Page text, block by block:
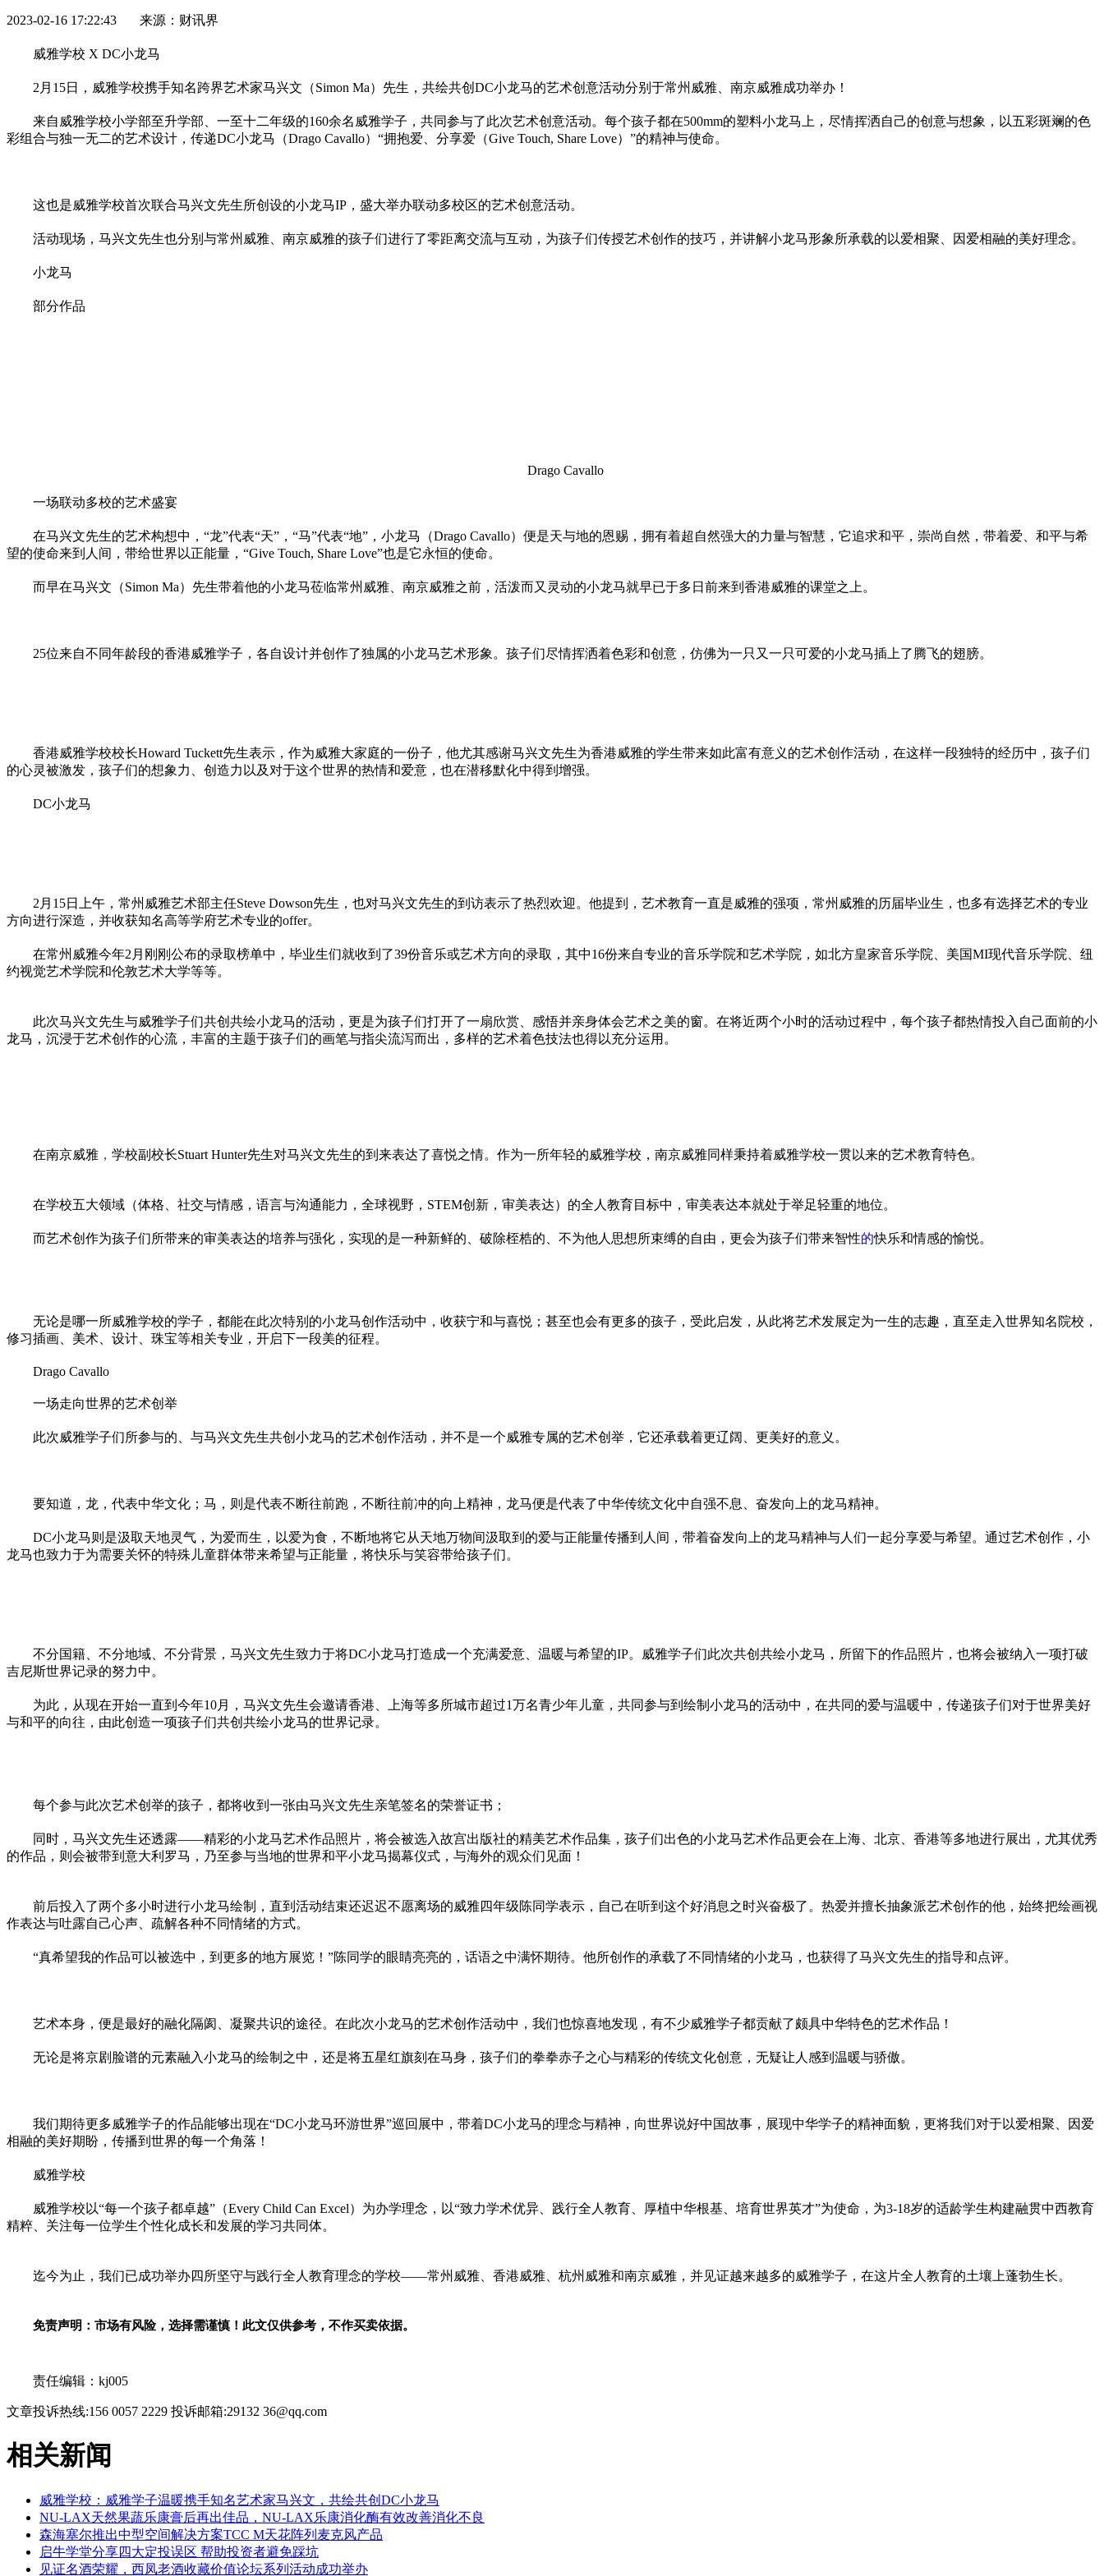
2023-02-16 17:22:43 来源：财讯界
威雅学校 X DC小龙马
2月15日，威雅学校携手知名跨界艺术家马兴文（Simon Ma）先生，共绘共创DC小龙马的艺术创意活动分别于常州威雅、南京威雅成功举办！
来自威雅学校小学部至升学部、一至十二年级的160余名威雅学子，共同参与了此次艺术创意活动。每个孩子都在500mm的塑料小龙马上，尽情挥洒自己的创意与想象，以五彩斑斓的色
彩组合与独一无二的艺术设计，传递DC小龙马（Drago Cavallo）“拥抱爱、分享爱（Give Touch, Share Love）”的精神与使命。
这也是威雅学校首次联合马兴文先生所创设的小龙马IP，盛大举办联动多校区的艺术创意活动。
活动现场，马兴文先生也分别与常州威雅、南京威雅的孩子们进行了零距离交流与互动，为孩子们传授艺术创作的技巧，并讲解小龙马形象所承载的以爱相聚、因爱相融的美好理念。
小龙马
部分作品
Drago Cavallo
一场联动多校的艺术盛宴
在马兴文先生的艺术构想中，“龙”代表“天”，“马”代表“地”，小龙马（Drago Cavallo）便是天与地的恩赐，拥有着超自然强大的力量与智慧，它追求和平 ，崇尚自然，带着爱、和平与希
望的使命来到人间，带给世界以正能量，“Give Touch, Share Love”也是它永恒的使命。
而早在马兴文（Simon Ma）先生带着他的小龙马莅临常州威雅、南京威雅之前，活泼而又灵动的小龙马就早已于多日前来到香港威雅的课堂之上。
25位来自不同年龄段的香港威雅学子，各自设计并创作了独属的小龙马艺术形象。孩子们尽情挥洒着色彩和创意，仿佛为一只又一只可爱的小龙马插上了腾飞的翅膀。
香港威雅学校校长Howard Tuckett先生表示，作为威雅大家庭的一份子，他尤其感谢马兴文先生为香港威雅的学生带来如此富有意义的艺术创作活动，在这样一段独特的经历中，孩子们
的心灵被激发，孩子们的想象力、创造力以及对于这个世界的热情和爱意，也在潜移默化中得到增强。
DC小龙马
2月15日上午，常州威雅艺术部主任Steve Dowson先生，也对马兴文先生的到访表示了热烈欢迎。他提到，艺术教育一直是威雅的强项，常州威雅的历届毕业生，也多有选择艺术的专业
方向进行深造，并收获知名高等学府艺术专业的offer。
在常州威雅今年2月刚刚公布的录取榜单中，毕业生们就收到了39份音乐或艺术方向的录取，其中16份来自专业的音乐学院和艺术学院，如北方皇家音乐学院、美国MI现代音乐学院、纽
约视觉艺术学院和伦敦艺术大学等等。
此次马兴文先生与威雅学子们共创共绘小龙马的活动，更是为孩子们打开了一扇欣赏、感悟并亲身体会艺术之美的窗。在将近两个小时的活动过程中，每个孩子都热情投入自己面前的小
龙马，沉浸于艺术创作的心流，丰富的主题于孩子们的画笔与指尖流泻而出，多样的艺术着色技法也得以充分运用。
在南京威雅 ， 学校副校长Stuart Hunter先生对马兴文先生的到来表达了喜悦之情。作为一所年轻的威雅学校，南京威雅同样秉持着威雅学校一贯以来的艺术教育特色。
在学校五大领域（体格、社交与情感，语言与沟通能力，全球视野，STEM创新，审美表达）的全人教育目标中，审美表达本就处于举足轻重的地位。
而艺术创作为孩子们所带来的审美表达的培养与强化，实现的是一种新鲜的、破除桎梏的、不为他人思想所束缚的自由，更会为孩子们带来智性的快乐和情感的愉悦。
无论是哪一所威雅学校的学子，都能在此次特别的小龙马创作活动中，收获宁和与喜悦；甚至也会有更多的孩子，受此启发，从此将艺术发展定为一生的志趣，直至走入世界知名院校，
修习插画、美术、设计、珠宝等相关专业，开启下一段美的征程。
Drago Cavallo
一场走向世界的艺术创举
此次威雅学子们所参与的、与马兴文先生共创小龙马的艺术创作活动，并不是一个威雅专属的艺术创举，它还承载着更辽阔、更美好的意义。
要知道，龙，代表中华文化；马，则是代表不断往前跑，不断往前冲的向上精神 ，龙马便是代表了中华传统文化中自强不息、奋发向上的龙马精神。
DC小龙马则是汲取天地灵气，为爱而生，以爱为食，不断地将它从天地万物间汲取到的爱与正能量传播到人间，带着奋发向上的龙马精神与人们一起分享爱与希望。通过艺术创作，小
龙马也致力于为需要关怀的特殊儿童群体带来希望与正能量，将快乐与笑容带给孩子们。
不分国籍、不分地域、不分背景，马兴文先生致力于将DC小龙马打造成一个充满爱意、温暖与希望的IP。威雅学子们此次共创共绘小龙马，所留下的作品照片，也将会被纳入一项打破
吉尼斯世界记录的努力中。
为此，从现在开始一直到今年10月，马兴文先生会邀请香港、上海等多所城市超过1万名青少年儿童，共同参与到绘制小龙马的活动中，在共同的爱与温暖中，传递孩子们对于世界美好
与和平的向往，由此创造一项孩子们共创共绘小龙马的世界记录。
每个参与此次艺术创举的孩子，都将收到一张由马兴文先生亲笔签名的荣誉证书；
同时，马兴文先生还透露——精彩的小龙马艺术作品照片，将会被选入故宫出版社的精美艺术作品集，孩子们出色的小龙马艺术作品更会在上海、北京、香港等多地进行展出，尤其优秀
的作品，则会被带到意大利罗马，乃至参与当地的世界和平小龙马揭幕仪式，与海外的观众们见面！
前后投入了两个多小时进行小龙马绘制，直到活动结束还迟迟不愿离场的威雅四年级陈同学表示，自己在听到这个好消息之时兴奋极了。热爱并擅长抽象派艺术创作的他，始终把绘画视
作表达与吐露自己心声、疏解各种不同情绪的方式。
“真希望我的作品可以被选中，到更多的地方展览！”陈同学的眼睛亮亮的，话语之中满怀期待。他所创作的承载了不同情绪的小龙马，也获得了马兴文先生的指导和点评。
艺术本身，便是最好的融化隔阂、凝聚共识的途径。在此次小龙马的艺术创作活动中，我们也惊喜地发现，有不少威雅学子都贡献了颇具中华特色的艺术作品！
无论是将京剧脸谱的元素融入小龙马的绘制之中，还是将五星红旗刻在马身，孩子们的拳拳赤子之心与精彩的传统文化创意，无疑让人感到温暖与骄傲。
我们期待更多威雅学子的作品能够出现在“DC小龙马环游世界”巡回展中，带着DC小龙马的理念与精神 ，向世界说好中国故事，展现中华学子的精神面貌，更将我们对于以爱相聚、因爱
相融的美好期盼，传播到世界的每一个角落！
威雅学校
威雅学校以“每一个孩子都卓越”（Every Child Can Excel）为办学理念，以“致力学术优异、践行全人教育、厚植中华根基、培育世界英才”为使命，为3-18岁的适龄学生构建融贯中西教育
精粹、关注每一位学生个性化成长和发展的学习共同体。
迄今为止，我们已成功举办四所坚守与践行全人教育理念的学校——常州威雅、香港威雅、杭州威雅和南京威雅，并见证越来越多的威雅学子，在这片全人教育的土壤上蓬勃生长。
免责声明：市场有风险，选择需谨慎！此文仅供参考，不作买卖依据。
责任编辑：kj005
文章投诉热线:156 0057 2229 投诉邮箱:29132 36@qq.com
相关新闻
威雅学校：威雅学子温暖携手知名艺术家马兴文，共绘共创DC小龙马
NU-LAX天然果蔬乐康膏后再出佳品，NU-LAX乐康消化酶有效改善消化不良
森海塞尔推出中型空间解决方案TCC M天花阵列麦克风产品
启牛学堂分享四大定投误区 帮助投资者避免踩坑
见证名酒荣耀，西凤老酒收藏价值论坛系列活动成功举办